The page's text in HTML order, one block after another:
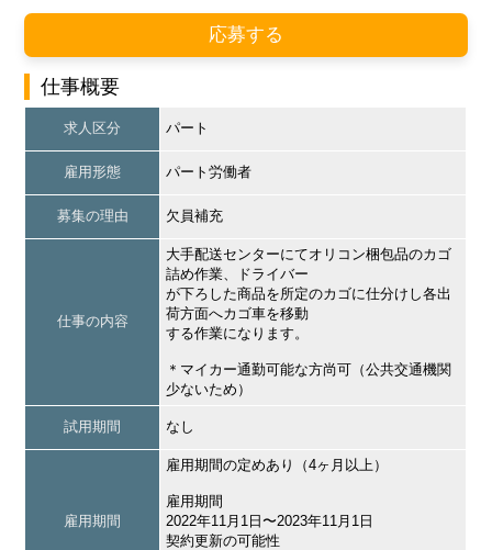
応募する
仕事概要
求人区分 パート
雇用形態 パート労働者
募集の理由 欠員補充
仕事の内容
大手配送センターにてオリコン梱包品のカゴ
詰め作業、ドライバー
が下ろした商品を所定のカゴに仕分けし各出
荷方面へカゴ車を移動
する作業になります。
＊マイカー通勤可能な方尚可（公共交通機関
少ないため）
試用期間 なし
雇用期間
雇用期間の定めあり（4ヶ月以上）
雇用期間
2022年11月1日〜2023年11月1日
契約更新の可能性